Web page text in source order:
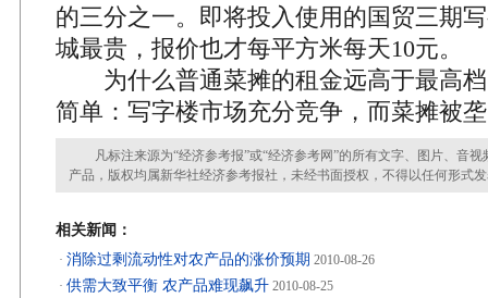
的三分之一。即将投入使用的国贸三期
城最贵，报价也才每平方米每天10元。
为什么普通菜摊的租金远高于最高档
简单：写字楼市场充分竞争，而菜摊被
凡标注来源为“经济参考报”或“经济参考网”的所有文字、图片、音视
产品，版权均属新华社经济参考报社，未经书面授权，不得以任何形式
相关新闻：
· 消除过剩流动性对农产品的涨价预期 2010-08-26
· 供需大致平衡 农产品难现飙升 2010-08-25